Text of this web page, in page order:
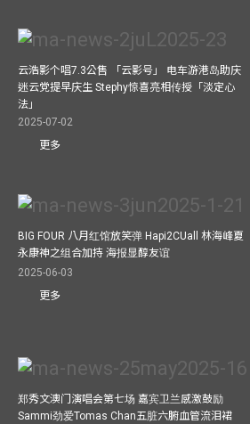
云浩影个唱7.3公售 「云影号」 电车游港岛助庆
迷云党提早庆生 Stephy惊喜亮相传授「淡定心
法」
2025-07-02
更多
BIG FOUR 八月红馆放笑弹 Hapi2CUall 林海峰夏
永康神之组合加持 海报显醇友谊
2025-06-03
更多
郑秀文澳门演唱会第七场 嘉宾卫兰感激鼓励
Sammi劲爱Tomas Chan五脏六腑血管流泪裙